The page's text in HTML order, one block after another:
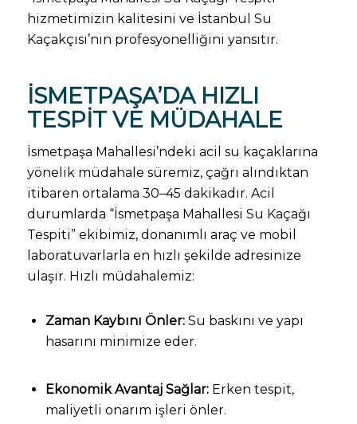
hizmetimizin kalitesini ve İstanbul Su
Kaçakçısı’nın profesyonelliğini yansıtır.
İSMETPAŞA’DA HIZLI
TESPIT VE MÜDAHALE
İsmetpaşa Mahallesi’ndeki acil su kaçaklarına
yönelik müdahale süremiz, çağrı alındıktan
itibaren ortalama 30–45 dakikadır. Acil
durumlarda “İsmetpaşa Mahallesi Su Kaçağı
Tespiti” ekibimiz, donanımlı araç ve mobil
laboratuvarlarla en hızlı şekilde adresinize
ulaşır. Hızlı müdahalemiz:
Zaman Kaybını Önler:Su baskını ve yapı
hasarını minimize eder.
Ekonomik Avantaj Sağlar:Erken tespit,
maliyetli onarım işleri önler.